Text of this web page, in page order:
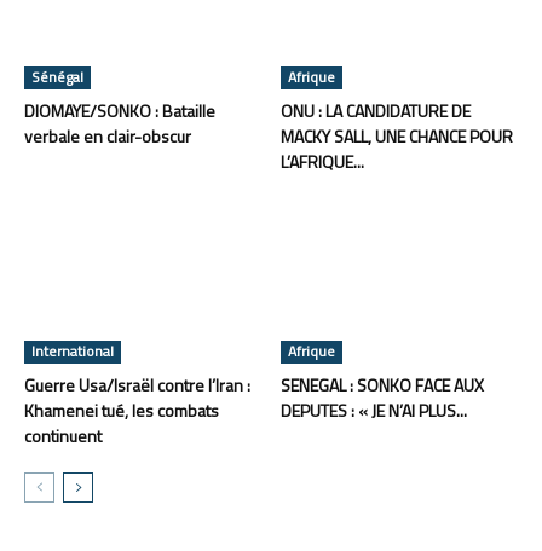
Sénégal
DIOMAYE/SONKO : Bataille
verbale en clair-obscur
Afrique
ONU : LA CANDIDATURE DE
MACKY SALL, UNE CHANCE POUR
L’AFRIQUE...
International
Guerre Usa/Israël contre l’Iran :
Khamenei tué, les combats
continuent
Afrique
SENEGAL : SONKO FACE AUX
DEPUTES : « JE N’AI PLUS...